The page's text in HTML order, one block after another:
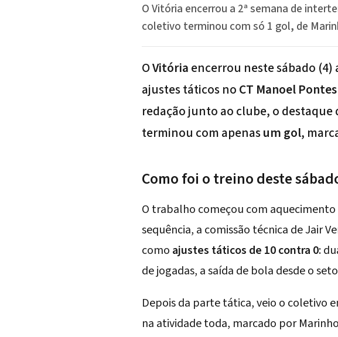
O Vitória encerrou a 2ª semana de
coletivo terminou com só 1 gol, de
OVitóriaencerrou neste sábado (4)
ajustes táticos noCT Manoel
redação junto ao clube, o
terminou com apenasum gol,
Como foi o treino deste
O trabalho começou com
sequência, a comissão técnica de Jair
como ajustes táticos de 10 contra 0:
de jogadas, a saída de bola desde o
Depois da parte tática, veio o coletivo
na atividade toda, marcado por